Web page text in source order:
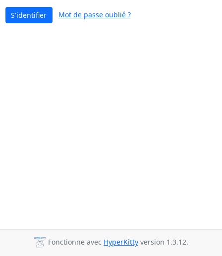
S'identifier Mot de passe oublié ?
Fonctionne avec HyperKitty version 1.3.12.